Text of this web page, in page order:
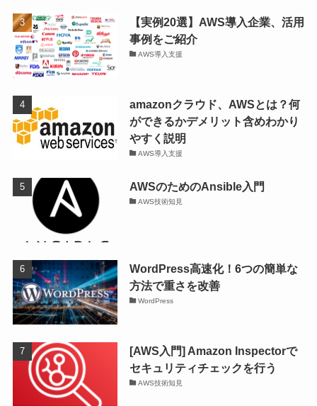
【実例20選】AWS導入企業、活用
事例をご紹介
AWS導入支援
amazonクラウド、AWSとは？何
ができるかデメリット含めわかり
やすく説明
AWS導入支援
AWSのためのAnsible入門
AWS技術知見
WordPress高速化！6つの簡単な
方法で重さを改善
WordPress
[AWS入門] Amazon Inspectorで
セキュリティチェックを行う
AWS技術知見